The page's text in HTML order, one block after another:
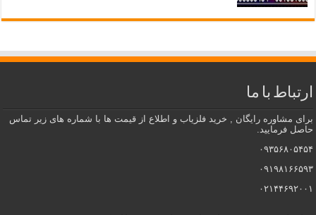
ارتباط با ما
برای مشاوره رایگان , خرید فلزیاب و اطلاع از قیمت ها با شماره های زیر تماس
حاصل فرمایید.
۰۹۳۵۶۸۰۵۴۵۴
۰۹۱۹۸۱۶۶۵۹۳
۰۲۱۴۴۶۹۲۰۰۱